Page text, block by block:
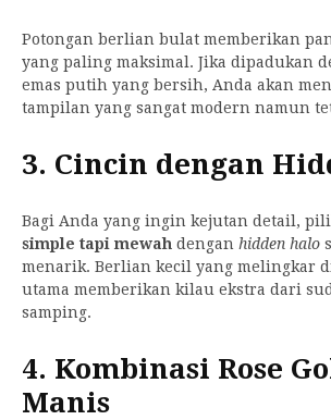
Potongan berlian bulat memberikan
yang paling maksimal. Jika dipadukan
emas putih yang bersih, Anda akan
tampilan yang sangat modern namun
3. Cincin dengan
Bagi Anda yang ingin kejutan detail,
simple tapi mewah dengan hidden halo
menarik. Berlian kecil yang melingkar
utama memberikan kilau ekstra dari
samping.
4. Kombinasi Rose
Manis